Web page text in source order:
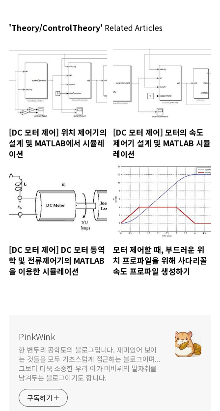
'Theory/ControlTheory' Related Articles
[DC 모터 제어] 위치 제어기의
설계 및 MATLAB에서 시뮬레
이션
[DC 모터 제어] 모터의 속도
제어기 설계 및 MATLAB 시뮬
레이션
[DC 모터 제어] DC 모터 동역
학 및 전류제어기의 MATLAB
을 이용한 시뮬레이션
모터 제어할 때, 부드러운 위
치 프로파일을 위해 사다리꼴
속도 프로파일 생성하기
PinkWink
한 변두리 공학도의 블로그입니다. 재미있어 보이
는 것들을 모두 기초스럽게 접근하는 블로그이며...
그보다 더욱 소중한 우리 아가 미바뤼의 발자취를
남겨두는 블로그이기도 합니다.
구독하기